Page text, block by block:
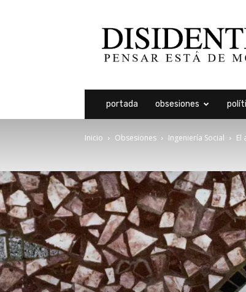
portada obsesiones
Inicio Obsesiones Ingeniería Social El